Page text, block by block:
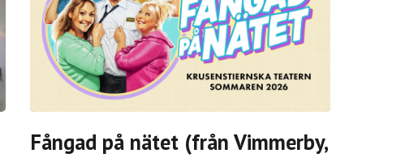
Fångad på nätet (från Vimmerby,